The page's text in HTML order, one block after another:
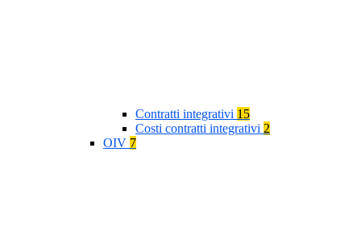
Contratti integrativi 15
Costi contratti integrativi 2
OIV 7